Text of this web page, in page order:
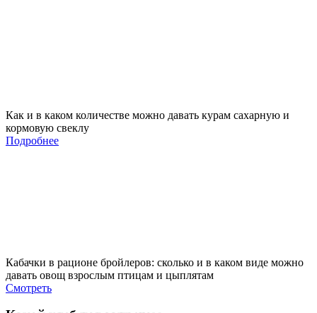
Как и в каком количестве можно давать курам сахарную и
кормовую свеклу
Подробнее
Кабачки в рационе бройлеров: сколько и в каком виде можно
давать овощ взрослым птицам и цыплятам
Смотреть